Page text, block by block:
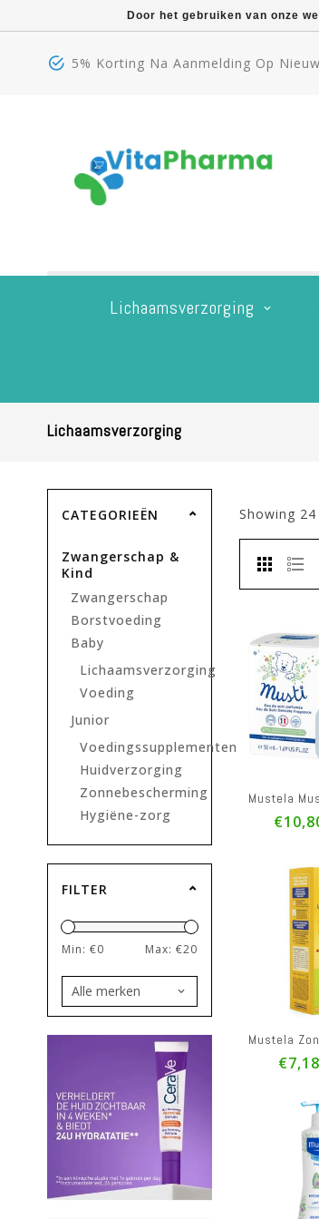
5% Korting Na Aanmelding Op
Lichaamsverzorging
Lichaamsverzorging
CATEGORIEËN
Zwangerschap &
Kind
Zwangerschap
Borstvoeding
Baby
Lichaamsverzorging
Voeding
Junior
Voedingssupplementen
Huidverzorging
Zonnebescherming
Hygiëne-zorg
FILTER
Min: €0 Max: €20
Showing 24
€7,18
Door het gebruiken van onze